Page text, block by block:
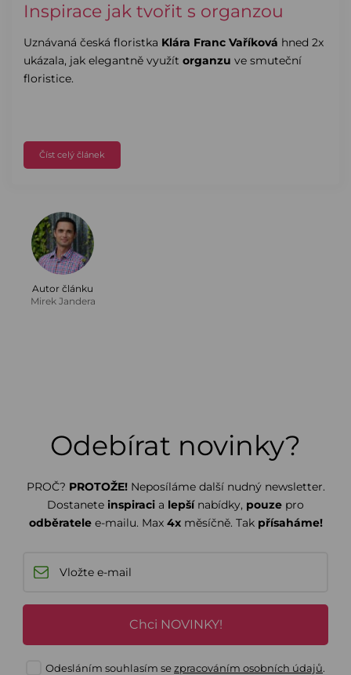
Inspirace jak tvořit s organzou
Uznávaná česká floristka Klára Franc Vaříková hned 2x
ukázala, jak elegantně využít organzu ve smuteční
floristice.
Číst celý článek
Autor článku
Mirek Jandera
Odebírat novinky?
PROČ? PROTOŽE! Neposíláme další nudný newsletter.
Dostanete inspiraci a lepšínabídky, pouze pro
odběratelee-mailu. Max 4xměsíčně. Tak přísaháme!
Chci NOVINKY!
Odesláním souhlasím sezpracováním osobních údajů.